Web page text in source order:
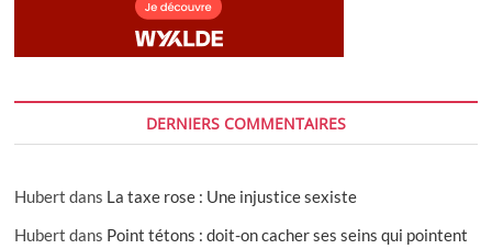
DERNIERS COMMENTAIRES
Hubert dans La taxe rose : Une injustice sexiste
Hubert dans Point tétons : doit-on cacher ses seins qui pointent